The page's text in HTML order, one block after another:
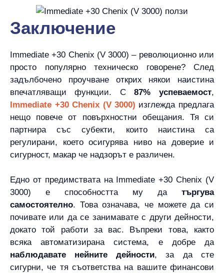
Заключение
Immediate +30 Chenix (V 3000) – революционно или
просто популярно техническо говорене? След
задълбочено проучване открих някои наистина
впечатляващи функции. С 87% успеваемост,
Immediate +30 Chenix (V 3000) изглежда предлага
нещо повече от повърхностни обещания. Тя си
партнира със субекти, които наистина са
регулирани, което осигурява ниво на доверие и
сигурност, макар че надзорът е различен.
Едно от предимствата на Immediate +30 Chenix (V
3000) е способността му да търгува
самостоятелно. Това означава, че можете да си
почивате или да се занимавате с други дейности,
докато той работи за вас. Въпреки това, както
всяка автоматизирана система, е добре да
наблюдавате нейните дейности, за да сте
сигурни, че тя съответства на вашите финансови